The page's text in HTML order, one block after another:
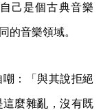
己是個古典音樂
的音樂領域。
：「與其說拒絕
麼雜亂，沒有既